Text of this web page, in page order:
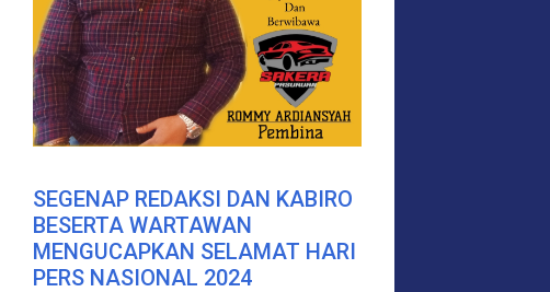
SEGENAP REDAKSI DAN KABIRO
BESERTA WARTAWAN
MENGUCAPKAN SELAMAT HARI
PERS NASIONAL 2024